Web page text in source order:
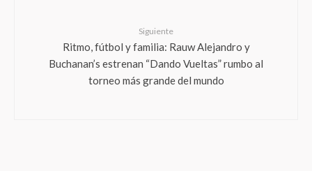
Siguiente
Ritmo, fútbol y familia: Rauw Alejandro y
Buchanan’s estrenan “Dando Vueltas” rumbo al
torneo más grande del mundo